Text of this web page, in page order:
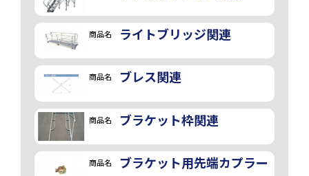
商品名 ライトブリッジ関連
商品名 ブレス関連
商品名 ブラケット枠関連
商品名 ブラケット用先端カプラー
画像